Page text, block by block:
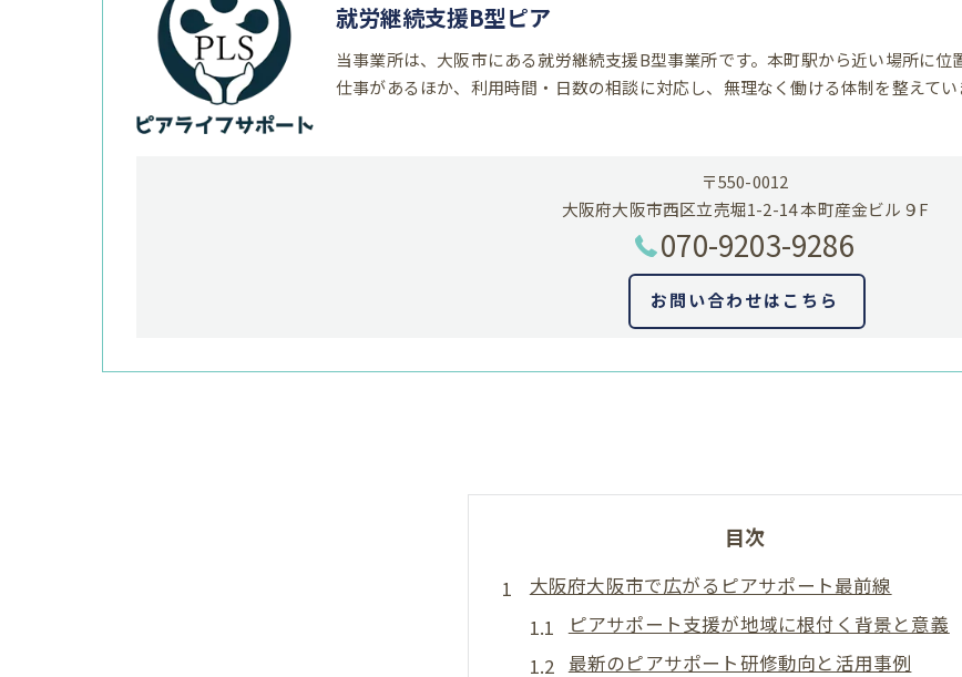
就労継続支援B型ピア
当事業所は、大阪市にある就労継続支援B型事業所です。本町駅から近い場所に
仕事があるほか、利用時間・日数の相談に対応し、無理なく働ける体制を整えてい
〒550-0012
大阪府大阪市西区立売堀1-2-14 本町産金ビル９F
070-9203-9286
お問い合わせはこちら
目次
大阪府大阪市で広がるピアサポート最前線
ピアサポート支援が地域に根付く背景と意義
最新のピアサポート研修動向と活用事例